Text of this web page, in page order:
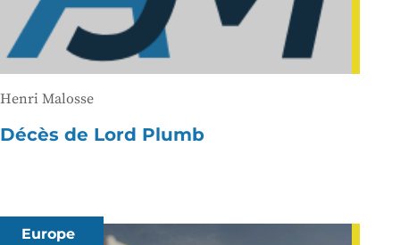
Henri Malosse
Décès de Lord Plumb
Europe